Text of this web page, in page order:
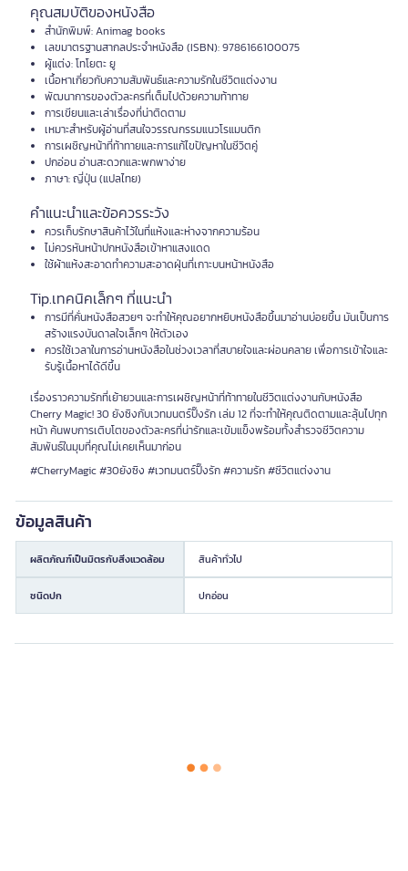
คุณสมบัติของหนังสือ
สำนักพิมพ์: Animag books
เลขมาตรฐานสากลประจำหนังสือ (ISBN): 9786166100075
ผู้แต่ง: โทโยตะ ยู
เนื้อหาเกี่ยวกับความสัมพันธ์และความรักในชีวิตแต่งงาน
พัฒนาการของตัวละครที่เต็มไปด้วยความท้าทาย
การเขียนและเล่าเรื่องที่น่าติดตาม
เหมาะสำหรับผู้อ่านที่สนใจวรรณกรรมแนวโรแมนติก
การเผชิญหน้าที่ท้าทายและการแก้ไขปัญหาในชีวิตคู่
ปกอ่อน อ่านสะดวกและพกพาง่าย
ภาษา: ญี่ปุ่น (แปลไทย)
คำแนะนำและข้อควรระวัง
ควรเก็บรักษาสินค้าไว้ในที่แห้งและห่างจากความร้อน
ไม่ควรหันหน้าปกหนังสือเข้าหาแสงแดด
ใช้ผ้าแห้งสะอาดทำความสะอาดฝุ่นที่เกาะบนหน้าหนังสือ
Tip.เทคนิคเล็กๆ ที่แนะนำ
การมีที่คั่นหนังสือสวยๆ จะทำให้คุณอยากหยิบหนังสือขึ้นมาอ่านบ่อยขึ้น มันเป็นการ
สร้างแรงบันดาลใจเล็กๆ ให้ตัวเอง
ควรใช้เวลาในการอ่านหนังสือในช่วงเวลาที่สบายใจและผ่อนคลาย เพื่อการเข้าใจและ
รับรู้เนื้อหาได้ดีขึ้น
เรื่องราวความรักที่เย้ายวนและการเผชิญหน้าที่ท้าทายในชีวิตแต่งงานกับหนังสือ
Cherry Magic! 30 ยังซิงกับเวทมนตร์ปิ๊งรัก เล่ม 12 ที่จะทำให้คุณติดตามและลุ้นไปทุก
หน้า ค้นพบการเติบโตของตัวละครที่น่ารักและเข้มแข็งพร้อมทั้งสำรวจชีวิตความ
สัมพันธ์ในมุมที่คุณไม่เคยเห็นมาก่อน
#CherryMagic #30ยังซิง #เวทมนตร์ปิ๊งรัก #ความรัก #ชีวิตแต่งงาน
ข้อมูลสินค้า
ผลิตภัณฑ์เป็นมิตรกับสิ่งแวดล้อม สินค้าทั่วไป
ชนิดปก ปกอ่อน